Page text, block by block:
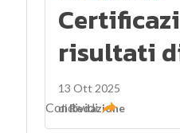
risultati
13 Ott 2025
diRedazione
Condividi